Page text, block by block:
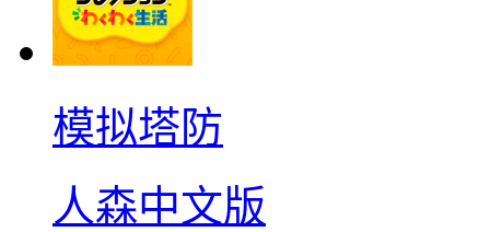
模拟塔防
人森中文版